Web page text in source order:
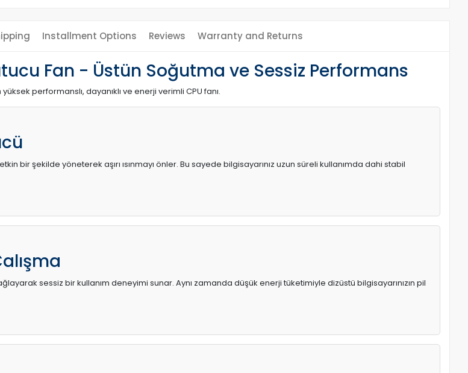
Installment Options Reviews Warranty and Returns
Fan - Üstün Soğutma ve Sessiz Performans
performanslı, dayanıklı ve enerji verimli CPU fanı.
bir şekilde yöneterek aşırı ısınmayı önler. Bu sayede bilgisayarınız uzun süreli kullanımda dahi stabil
sessiz bir kullanım deneyimi sunar. Aynı zamanda düşük enerji tüketimiyle dizüstü bilgisayarınızın pil